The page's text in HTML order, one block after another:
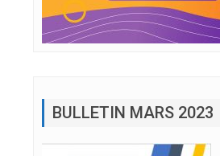
BULLETIN MARS 2023